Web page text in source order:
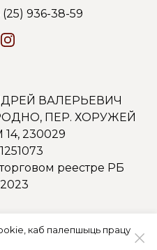
936-38-59
ВАЛЕРЬЕВИЧ
ПЕР. ХОРУЖЕЙ
230029
реестре РБ
каб палепшыць працу